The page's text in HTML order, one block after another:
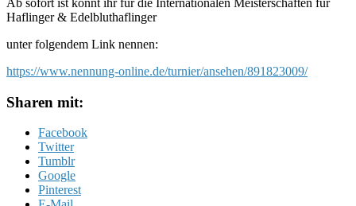
Haflinger & Edelbluthaflinger
unter folgendem Link nennen:
https://www.nennung-online.de/turnier/ansehen/891823009/
Sharen mit:
Facebook
Twitter
Tumblr
Google
Pinterest